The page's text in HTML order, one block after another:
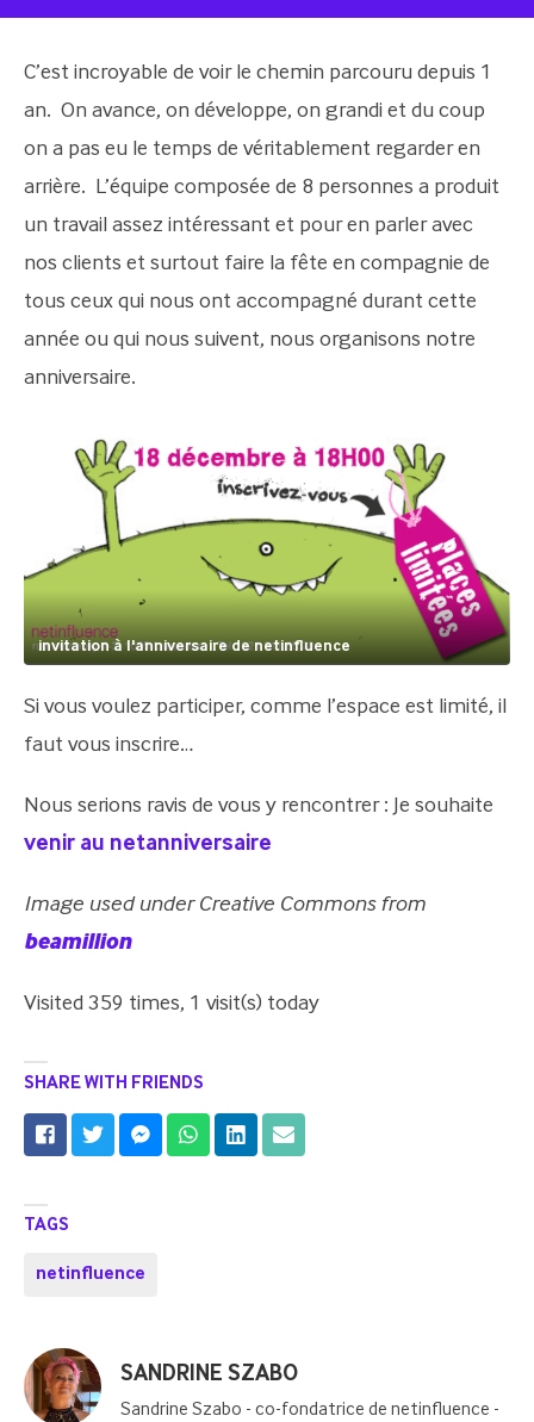
C’est incroyable de voir le chemin parcouru depuis 1
an. On avance, on développe, on grandi et du coup
on a pas eu le temps de véritablement regarder en
arrière. L’équipe composée de 8 personnes a produit
un travail assez intéressant et pour en parler avec
nos clients et surtout faire la fête en compagnie de
tous ceux qui nous ont accompagné durant cette
année ou qui nous suivent, nous organisons notre
anniversaire.
invitation à l'anniversaire de netinfluence
Si vous voulez participer, comme l’espace est limité, il
faut vous inscrire…
Nous serions ravis de vous y rencontrer : Je souhaite
venir au netanniversaire
Image used under Creative Commons from
beamillion
Visited 359 times, 1 visit(s) today
SHARE WITH FRIENDS
TAGS
netinfluence
Posted
by
SANDRINE SZABO
Sandrine Szabo - co-fondatrice de netinfluence -